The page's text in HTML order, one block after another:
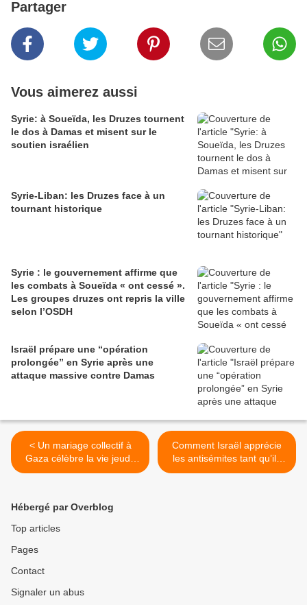
Partager
Vous aimerez aussi
Syrie: à Soueïda, les Druzes tournent
le dos à Damas et misent sur le
soutien israélien
Syrie-Liban: les Druzes face à un
tournant historique
Syrie : le gouvernement affirme que
les combats à Soueïda « ont cessé ».
Les groupes druzes ont repris la ville
selon l’OSDH
Israël prépare une “opération
prolongée” en Syrie après une
attaque massive contre Damas
< Un mariage collectif à
Gaza célèbre la vie jeudi,
Israël en bombarde un
Comment Israël apprécie
les antisémites tant qu’ils
soutiennent le sionisme >
Hébergé par Overblog
Top articles
Pages
Contact
Signaler un abus